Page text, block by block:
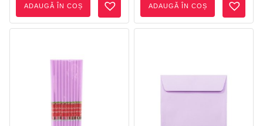
ADAUGĂ ÎN COȘ ADAUGĂ ÎN COȘ